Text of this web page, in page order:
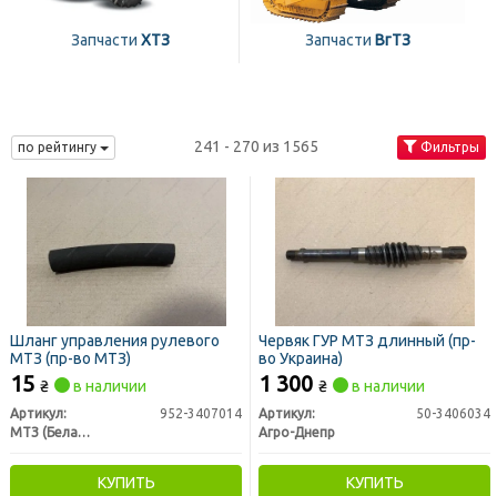
Запчасти ХТЗ Запчасти ВгТЗ
по рейтингу 241 - 270 из 1565 Фильтры
Шланг управления рулевого
МТЗ (пр-во МТЗ)
15 ₴ в наличии
Артикул:
952-3407014
МТЗ (Беларусь)
КУПИТЬ
Червяк ГУР МТЗ длинный (пр-
во Украина)
1 300 ₴ в наличии
Артикул:
50-3406034
Агро-Днепр
КУПИТЬ